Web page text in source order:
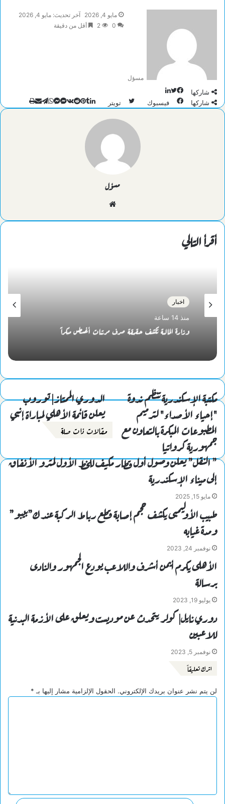
مسؤل
مايو 4, 2026
آخر تحديث: مايو 4, 2026
0
2 أقل من دقيقة
شاركها فيسبوك
تويتر
لينكدإن
شاركها
فيسبوك تويتر لينكدإن
بينتيريست
ماسنجر
ماسنجر
واتساب
تيلقرام
مشاركة
طباعة
مسؤل
أقرأ التالي
اخبار
منذ 14 ساعة
وزارة المالية تكشف حقيقة صرف مرتبات أغسطس مبكراً
مكتبة الإسكندرية تنظم ندوة
"إحياء الأصداء" لترميم
المطبوعات المبكرة بالتعاون مع
جمهورية كرواتيا
الدوري الممتاز| توروب
يعلن قائمة الأهلي لمباراة إنبي
مقالات ذات صلة
” النقل” يعلن وصول أول قطار مكيف للخط الأول لمترو الأنفاق
إلى ميناء الإسكندرية
مايو 15, 2025
طبيب الأوليمبى يكشف حجم إصابة قطع رباط الركبة عند ك”بيبو”
ومدة غيابه
نوفمبر 24, 2023
الأهلى يكرم أيمن أشرف واللاعب يودع الجمهور والنادى
برسالة
يوليو 19, 2023
دوري نايل| كولر يتحدث عن موديست ويعلق على الأزمة البدنية
للاعبين
نوفمبر 5, 2023
اترك تعليقاً
لن يتم نشر عنوان بريدك الإلكتروني. الحقول الإلزامية مشار إليها بـ *
ا